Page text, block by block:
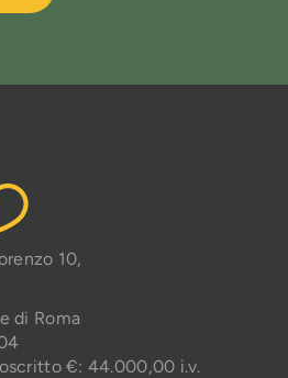
10,
di Roma
€: 44.000,00 i.v.